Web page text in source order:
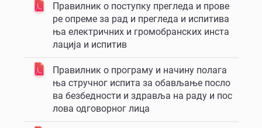
Правилник о поступку прегледа и прове
ре опреме за рад и прегледа и испитива
ња електричних и громобранских инста
лација и испитив
Правилник о програму и начину полага
ња стручног испита за обављање посло
ва безбедности и здравља на раду и пос
лова одговорног лица